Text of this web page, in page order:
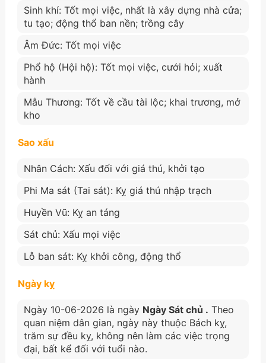
Sinh khí: Tốt mọi việc, nhất là xây dựng nhà cửa;
tu tạo; động thổ ban nền; trồng cây
Âm Đức: Tốt mọi việc
Phổ hộ (Hội hộ): Tốt mọi việc, cưới hỏi; xuất
hành
Mẫu Thương: Tốt về cầu tài lộc; khai trương, mở
kho
Sao xấu
Nhân Cách: Xấu đối với giá thú, khởi tạo
Phi Ma sát (Tai sát): Kỵ giá thú nhập trạch
Huyền Vũ: Kỵ an táng
Sát chủ: Xấu mọi việc
Lỗ ban sát: Kỵ khởi công, động thổ
Ngày kỵ
Ngày 10-06-2026 là ngày Ngày Sát chủ . Theo
quan niệm dân gian, ngày này thuộc Bách kỵ,
trăm sự đều kỵ, không nên làm các việc trọng
đại, bất kể đối với tuổi nào.